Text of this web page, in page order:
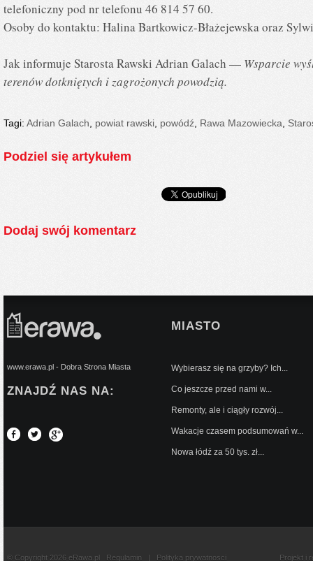
telefoniczny pod nr telefonu 46 814 57 60.
Osoby do kontaktu: Halina Bartkowicz-Błażejewska oraz
Jak informuje Starosta Rawski Adrian Galach — Wsparcie
terenów dotkniętych i zagrożonych powodzią.
Tagi: Adrian Galach powiat rawski powódź Rawa Mazowiecka
Podziel się artykułem
Dodaj swój komentarz
www.erawa.pl - Dobra Strona Miasta
ZNAJDŹ NAS NA:
MIASTO
Wybierasz się na grzyby? Ich...
Co jeszcze przed nami w...
Remonty, ale i ciągły rozwój...
Wakacje czasem podsumowań w...
Nowa łódź za 50 tys. zł...
© Copyright 2026 eRawa.pl Regulamin | Polityka prywatnosci Projekt i